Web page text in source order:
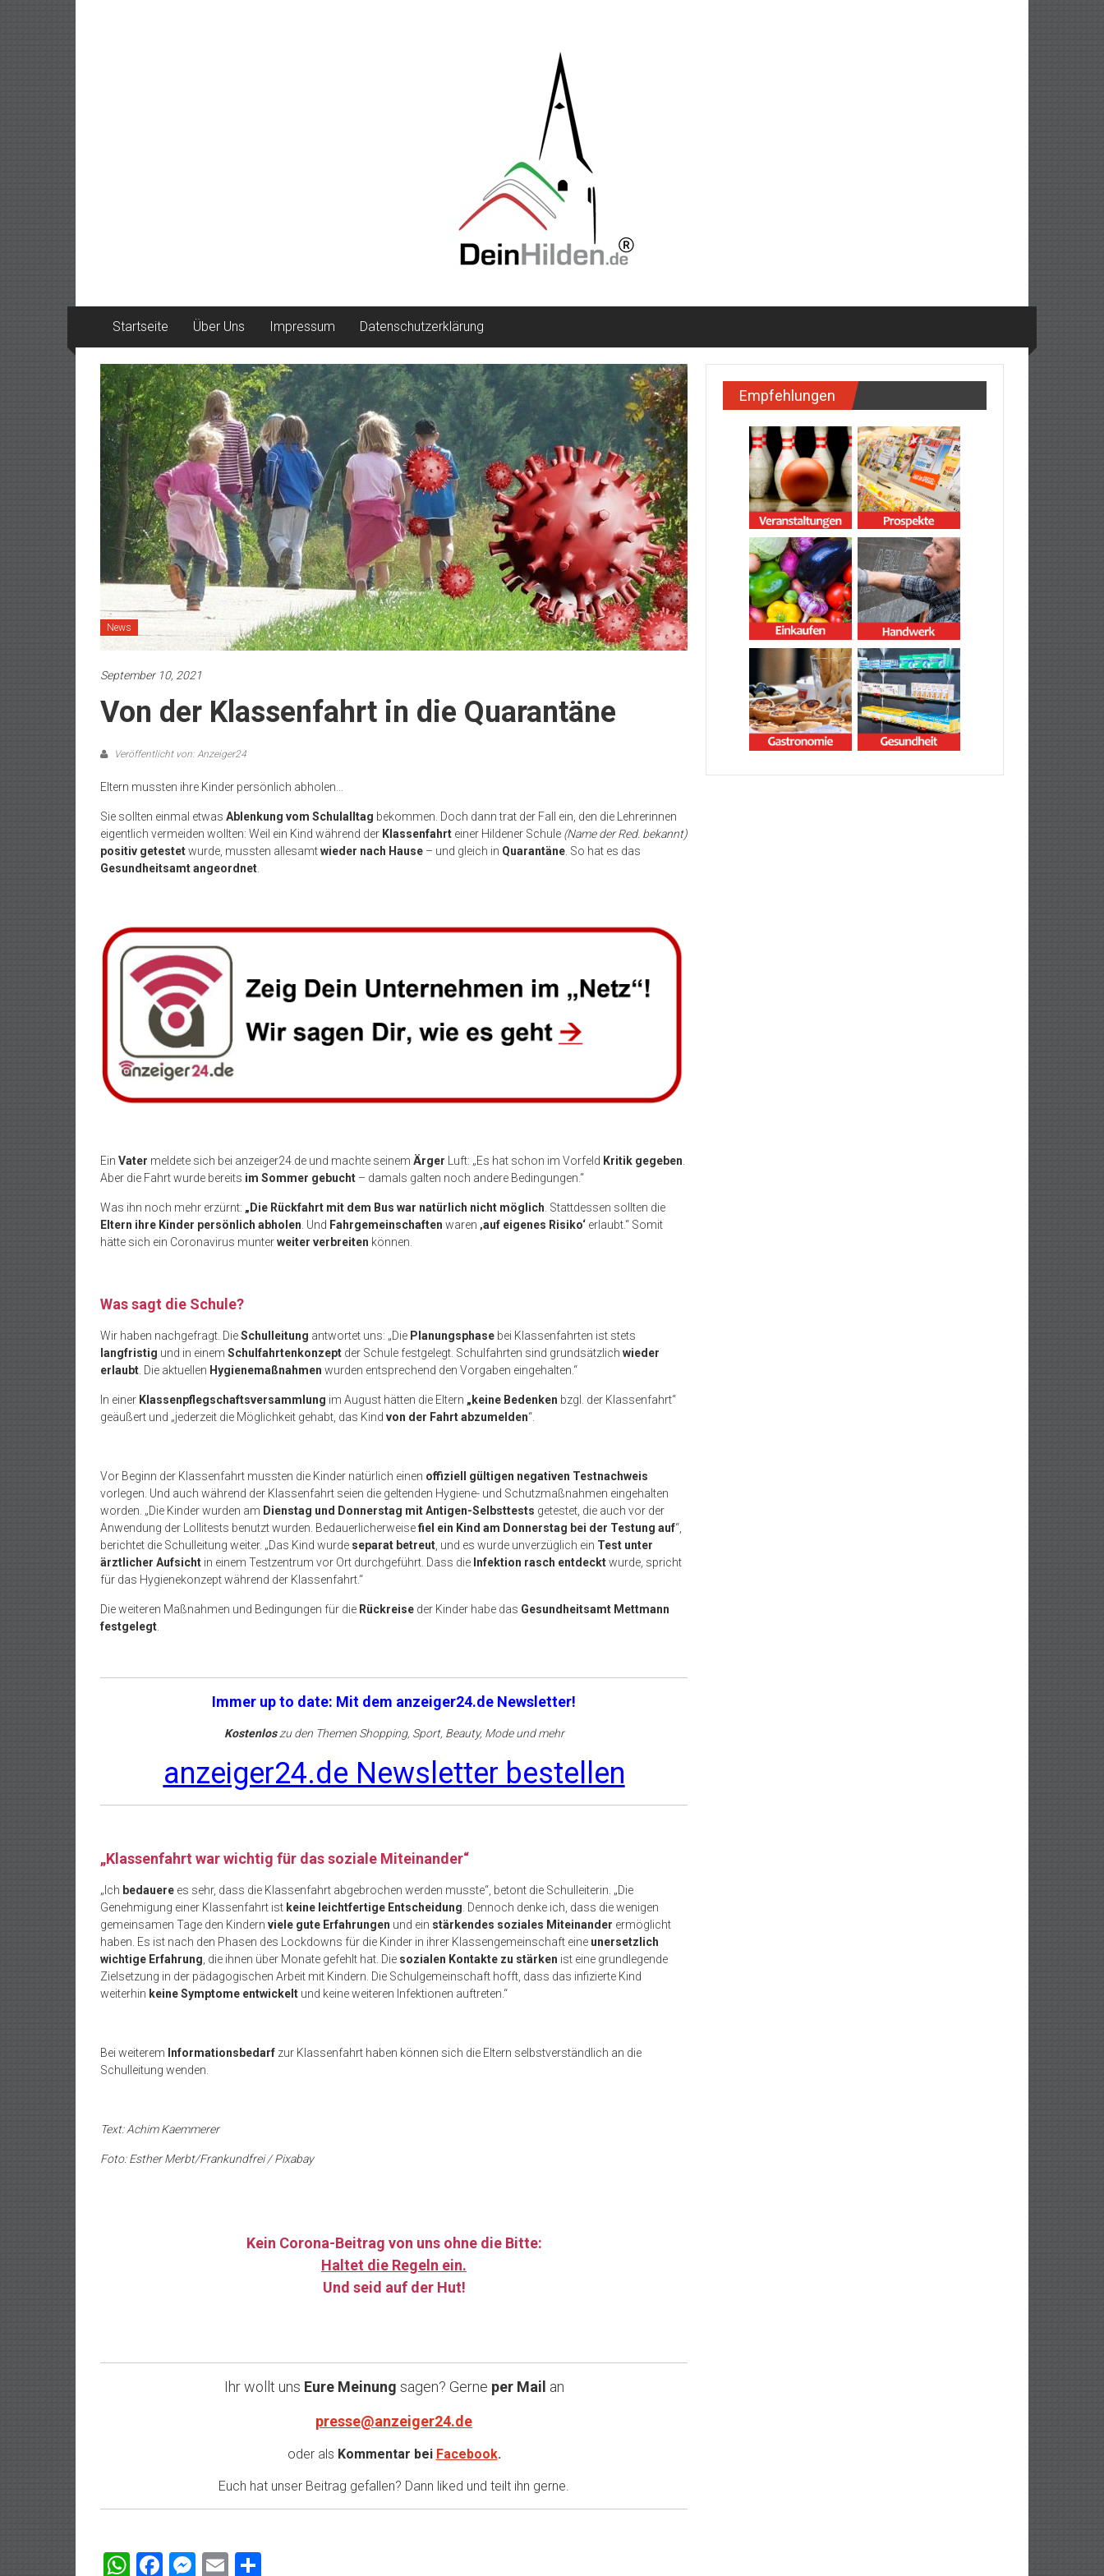
Startseite Über Uns Impressum Datenschutzerklärung
News
September 10, 2021
Von der Klassenfahrt in die Quarantäne
Veröffentlicht von: Anzeiger24
Eltern mussten ihre Kinder persönlich abholen…
Sie sollten einmal etwas Ablenkung vom Schulalltag bekommen. Doch dann trat der Fall ein, den die Lehrerinnen
eigentlich vermeiden wollten: Weil ein Kind während der Klassenfahrt einer Hildener Schule (Name der Red. bekannt)
positiv getestetwurde, mussten allesamtwieder nach Hause – und gleich in Quarantäne . So hat es das
Gesundheitsamt angeordnet
Ein Vater meldete sich bei anzeiger24.de und machte seinem Ärger Luft: „Es hat schon im Vorfeld Kritik gegeben
Aber die Fahrt wurde bereits im Sommer gebucht – damals galten noch andere Bedingungen.“
Was ihn noch mehr erzürnt: „Die Rückfahrt mit dem Bus war natürlich nicht möglich . Stattdessen sollten die
Eltern ihre Kinder persönlich abholen . Und Fahrgemeinschaften waren ‚auf eigenes Risiko‘ erlaubt.“ Somit
hätte sich ein Coronavirus munterweiter verbreiten können.
Was sagt die Schule?
Wir haben nachgefragt. DieSchulleitung antwortet uns: „Die Planungsphase bei Klassenfahrten ist stets
langfristig und in einem Schulfahrtenkonzept der Schule festgelegt. Schulfahrten sind grundsätzlich wieder
erlaubt . Die aktuellen Hygienemaßnahmen wurden entsprechend den Vorgaben eingehalten.“
In einer Klassenpflegschaftsversammlung im August hätten die Eltern „keine Bedenken bzgl. der Klassenfahrt“
geäußert und „jederzeit die Möglichkeit gehabt, das Kind von der Fahrt abzumelden“.
Vor Beginn der Klassenfahrt mussten die Kinder natürlich einen offiziell gültigen negativen Testnachweis
vorlegen. Und auch während der Klassenfahrt seien die geltenden Hygiene- und Schutzmaßnahmen eingehalten
worden. „Die Kinder wurden am Dienstag und Donnerstag mit Antigen-Selbsttests getestet, die auch vor der
Anwendung der Lollitests benutzt wurden. Bedauerlicherweisefiel ein Kind am Donnerstag bei der Testung auf“,
berichtet die Schulleitung weiter. „Das Kind wurde separat betreut , und es wurde unverzüglich ein Test unter
ärztlicher Aufsicht in einem Testzentrum vor Ort durchgeführt. Dass die Infektion rasch entdecktwurde, spricht
für das Hygienekonzept während der Klassenfahrt.“
Die weiteren Maßnahmen und Bedingungen für die Rückreise der Kinder habe das Gesundheitsamt Mettmann
festgelegt
Immer up to date: Mit dem anzeiger24.de Newsletter!
Kostenloszu den Themen Shopping, Sport, Beauty, Mode und mehr
anzeiger24.de Newsletter bestellen
„Klassenfahrt war wichtig für das soziale Miteinander“
„Ich bedauere es sehr, dass die Klassenfahrt abgebrochen werden musste“, betont die Schulleiterin. „Die
Genehmigung einer Klassenfahrt ist keine leichtfertige Entscheidung . Dennoch denke ich, dass die wenigen
gemeinsamen Tage den Kindern viele gute Erfahrungen und ein stärkendes soziales Miteinander ermöglicht
haben. Es ist nach den Phasen des Lockdowns für die Kinder in ihrer Klassengemeinschaft eine unersetzlich
wichtige Erfahrung , die ihnen über Monate gefehlt hat. Die sozialen Kontakte zu stärken ist eine grundlegende
Zielsetzung in der pädagogischen Arbeit mit Kindern. Die Schulgemeinschaft hofft, dass das infizierte Kind
weiterhin keine Symptome entwickelt und keine weiteren Infektionen auftreten.“
Bei weiterem Informationsbedarf zur Klassenfahrt haben können sich die Eltern selbstverständlich an die
Schulleitung wenden.
Text: Achim Kaemmerer
Foto: Esther Merbt/Frankundfrei / Pixabay
Kein Corona-Beitrag von uns ohne die Bitte:
Haltet die Regeln ein.
Und seid auf der Hut!
Ihr wollt uns Eure Meinung sagen? Gerne per Mail an
presse@anzeiger24.de
oder als Kommentar bei Facebook.
Euch hat unser Beitrag gefallen? Dann liked und teilt ihn gerne.
WhatsApp
Facebook
Messenger
Email
Empfehlungen